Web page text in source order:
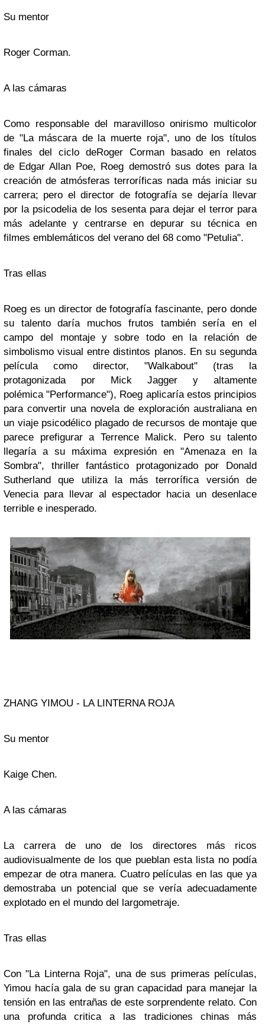
Su mentor
Roger Corman.
A las cámaras
Como responsable del maravilloso onirismo multicolor
de "La máscara de la muerte roja", uno de los títulos
finales del ciclo deRoger Corman basado en relatos
de Edgar Allan Poe, Roeg demostró sus dotes para la
creación de atmósferas terroríficas nada más iniciar su
carrera; pero el director de fotografía se dejaría llevar
por la psicodelia de los sesenta para dejar el terror para
más adelante y centrarse en depurar su técnica en
filmes emblemáticos del verano del 68 como "Petulia".
Tras ellas
Roeg es un director de fotografía fascinante, pero donde
su talento daría muchos frutos también sería en el
campo del montaje y sobre todo en la relación de
simbolismo visual entre distintos planos. En su segunda
película como director, "Walkabout" (tras la
protagonizada por Mick Jagger y altamente
polémica"Performance"), Roeg aplicaría estos principios
para convertir una novela de exploración australiana en
un viaje psicodélico plagado de recursos de montaje que
parece prefigurar a Terrence Malick. Pero su talento
llegaría a su máxima expresión en "Amenaza en la
Sombra", thriller fantástico protagonizado por Donald
Sutherland que utiliza la más terrorífica versión de
Venecia para llevar al espectador hacia un desenlace
terrible e inesperado.
ZHANG YIMOU - LA LINTERNA ROJA
Su mentor
Kaige Chen.
A las cámaras
La carrera de uno de los directores más ricos
audiovisualmente de los que pueblan esta lista no podía
empezar de otra manera. Cuatro películas en las que ya
demostraba un potencial que se vería adecuadamente
explotado en el mundo del largometraje.
Tras ellas
Con"La Linterna Roja", una de sus primeras películas,
Yimou hacía gala de su gran capacidad para manejar la
tensión en las entrañas de este sorprendente relato. Con
una profunda critica a las tradiciones chinas más